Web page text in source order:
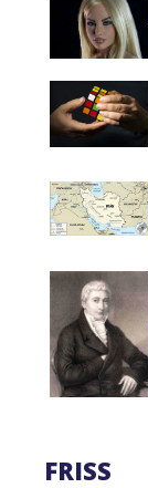
FRISS